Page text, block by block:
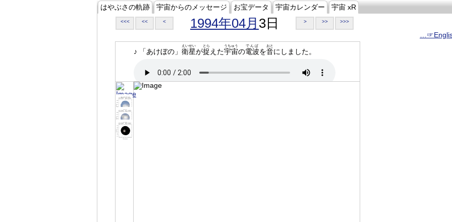
はやぶさの軌跡 宇宙からのメッセージ お宝データ 宇宙カレンダー 宇宙 xR
<<< << < 1994年04月 3日 > >> >>>
♪ 「あけぼの」 衛星
えいせい
が捉
とら
えた宇宙
うちゅう
の電波
でんぱ
を音
おと
にしました。